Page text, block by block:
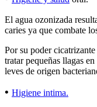
El agua ozonizada
caries ya que combate
Por su poder
tratar pequeñas llagas
leves de origen
• Higiene intima.